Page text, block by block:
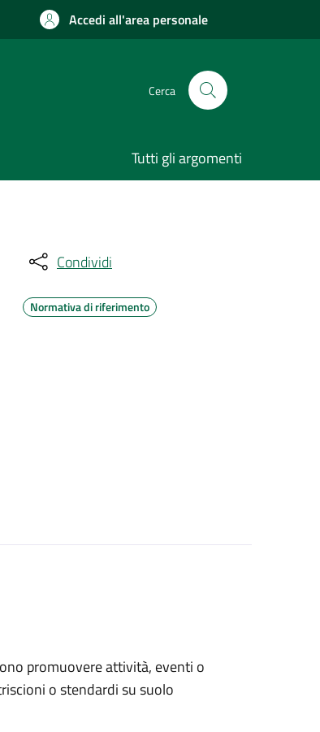
Accedi all'area personale
Cerca
Tutti gli argomenti
Condividi
Normativa di riferimento
promuovere attività, eventi o
o stendardi su suolo